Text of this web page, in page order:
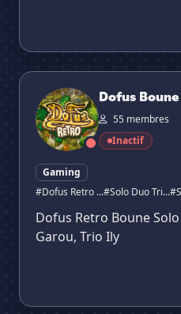
Dofus Boune Solo, Duo, Trio
Dofus
55 membres
Inactif
Gaming
#Dofus Retro ...#Solo Duo Tri...
Dofus Retro Boune
Garou, Trio Ily